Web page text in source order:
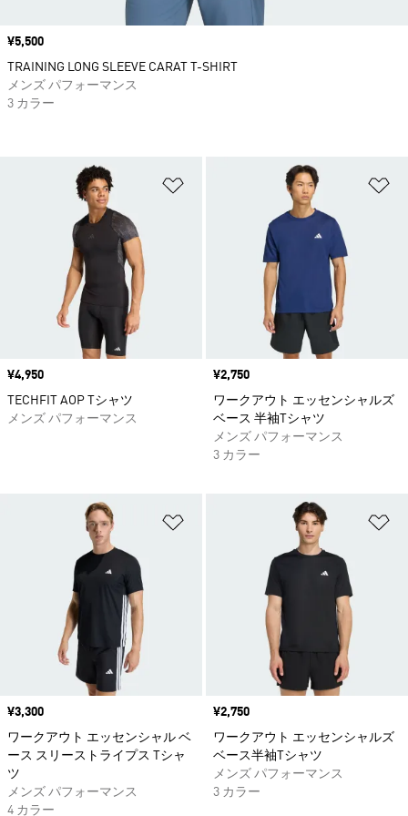
ほしいものリストに追加
価格
¥4,950
TECHFIT AOP Tシャツ
メンズ パフォーマンス
価格
¥2,750
ワークアウト エッセンシャルズ
ベース 半袖Tシャツ
メンズ パフォーマンス
3 カラー
ほしいものリストに追加
価格
¥3,300
ワークアウト エッセンシャル ベ
ース スリーストライプス Tシャ
ツ
メンズ パフォーマンス
4 カラー
価格
¥2,750
ワークアウト エッセンシャルズ
ベース半袖Tシャツ
メンズ パフォーマンス
3 カラー
価格
¥5,500
TRAINING LONG SLEEVE CARAT T-SHIRT
メンズ パフォーマンス
3 カラー